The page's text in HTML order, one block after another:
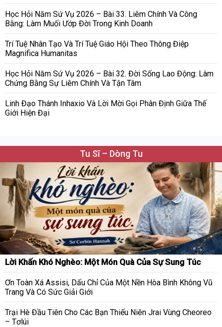
Học Hỏi Năm Sứ Vụ 2026 – Bài 33. Liêm Chính Và Công
Bằng: Làm Muối Ướp Đời Trong Kinh Doanh
Trí Tuệ Nhân Tạo Và Trí Tuệ Giáo Hội Theo Thông Điệp
Magnifica Humanitas
Học Hỏi Năm Sứ Vụ 2026 – Bài 32. Đời Sống Lao Động: Làm
Chứng Bằng Sự Liêm Chính Và Tận Tâm
Linh Đạo Thánh Inhaxio Và Lời Mời Gọi Phân Định Giữa Thế
Giới Hiện Đại
Tu Sĩ – Dòng Tu
Lời Khấn Khó Nghèo: Một Món Quà Của Sự Sung Túc
Ơn Toàn Xá Assisi, Dấu Chỉ Của Một Nền Hòa Bình Không Vũ
Trang Và Có Sức Giải Giới
Trại Hè Đầu Tiên Cho Các Bạn Thiếu Niên Jrai Vùng Cheoreo
– Tơlúi